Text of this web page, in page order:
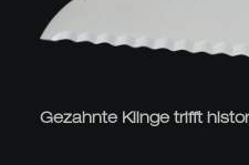
Gezahnte Klinge trifft